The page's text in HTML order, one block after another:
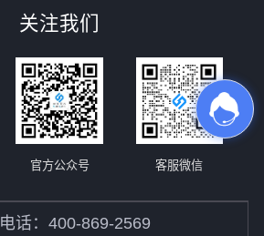
关注我们
官方公众号 客服微信
电话：400-869-2569